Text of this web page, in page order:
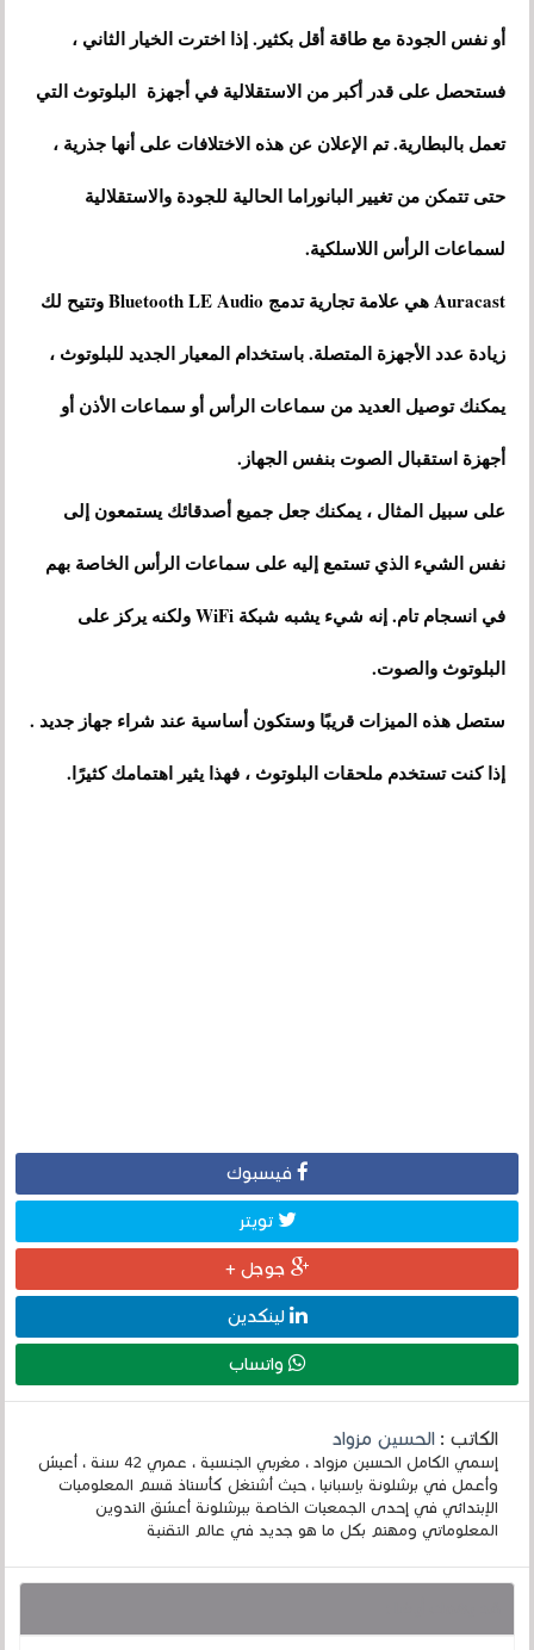
أو نفس الجودة مع طاقة أقل بكثير. إذا اخترت الخيار الثاني ،
فستحصل على قدر أكبر من الاستقلالية في أجهزة البلوتوث التي
تعمل بالبطارية. تم الإعلان عن هذه الاختلافات على أنها جذرية ،
حتى تتمكن من تغيير البانوراما الحالية للجودة والاستقلالية
لسماعات الرأس اللاسلكية.
Auracast هي علامة تجارية تدمج Bluetooth LE Audio وتتيح لك
زيادة عدد الأجهزة المتصلة. باستخدام المعيار الجديد للبلوتوث ،
يمكنك توصيل العديد من سماعات الرأس أو سماعات الأذن أو
أجهزة استقبال الصوت بنفس الجهاز.
على سبيل المثال ، يمكنك جعل جميع أصدقائك يستمعون إلى
نفس الشيء الذي تستمع إليه على سماعات الرأس الخاصة بهم
في انسجام تام. إنه شيء يشبه شبكة WiFi ولكنه يركز على
البلوتوث والصوت.
ستصل هذه الميزات قريبًا وستكون أساسية عند شراء جهاز جديد .
إذا كنت تستخدم ملحقات البلوتوث ، فهذا يثير اهتمامك كثيرًا.
فيسبوك
تويتر
جوجل +
لينكدين
واتساب
الكاتب :الحسين مزواد
إسمي الكامل الحسين مزواد ، مغربي الجنسية ، عمري 42 سنة ، أعيش
وأعمل في برشلونة بإسبانيا ، حيث أشتغل كأستاذ قسم المعلوميات
الإبتدائي في إحدى الجمعيات الخاصة ببرشلونة أعشق التدوين
المعلوماتي ومهتم بكل ما هو جديد في عالم التقنية